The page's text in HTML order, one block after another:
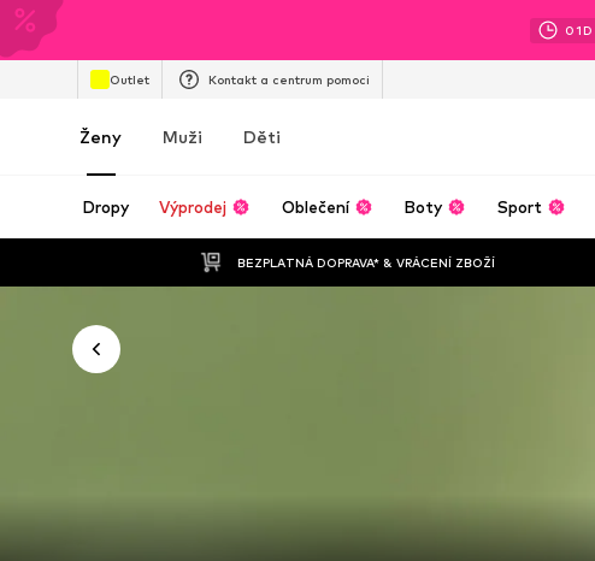
01D
Outlet Kontakt a centrum pomoci
Ženy Muži Děti
Dropy Výprodej Oblečení Boty Sport
BEZPLATNÁ DOPRAVA* & VRÁCENÍ ZBOŽÍ